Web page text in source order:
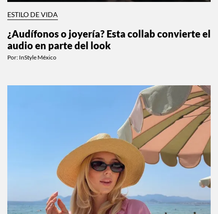
ESTILO DE VIDA
¿Audífonos o joyería? Esta collab convierte el
audio en parte del look
Por: InStyle México